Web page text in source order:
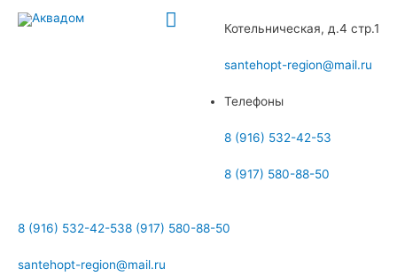
ГлавноеКотельническая, д.4 стр.1
santehopt-region@mail.ru
Телефоны
8 (916) 532-42-53
8 (917) 580-88-50
8 (916) 532-42-538 (917) 580-88-50
santehopt-region@mail.ru